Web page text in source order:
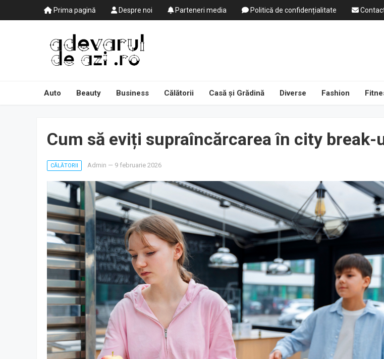
Prima pagină Despre noi Parteneri media Politică de confidențialitate
Auto Beauty Business Călătorii Casă și Grădină Diverse Fashion
Cum să eviți supraîncărcarea în city break-
CĂLĂTORII Admin — 9 februarie 2026